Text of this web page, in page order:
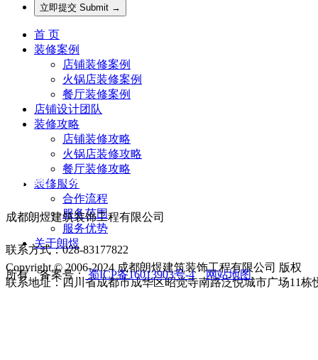
首 页
装修案例
店铺装修案例
火锅店装修案例
餐厅装修案例
店铺设计团队
装修攻略
店铺装修攻略
火锅店装修攻略
餐厅装修攻略
装修服务
合作流程
服务范围
服务优势
关于朗煜
联系我们 Contact us
成都朗煜建筑装饰工程有限公司
联系方式：028-83177822
联系地址：四川省成都市成华区昭觉寺南路泛悦城市广场11栋
Copyright © 2006-2024 成都朗煜建筑装饰工程有限公司 版权
所有 备案号：蜀ICP备16013903号-4 网站地图